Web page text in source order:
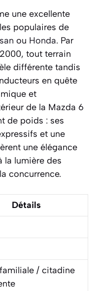
une excellente
populaires de
ou Honda. Par
tout terrain
différente tandis
en quête
et
de la Mazda 6
de poids : ses
et une
une élégance
la lumière des
concurrence.
Détails
/ citadine